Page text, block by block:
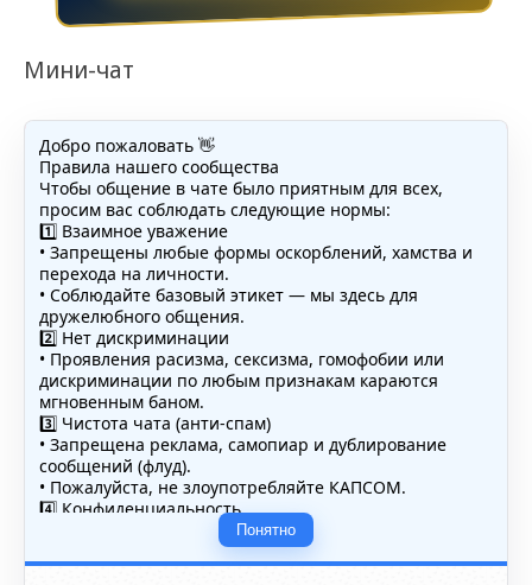
Мини-чат
Добро пожаловать 👋
Правила нашего сообщества
Чтобы общение в чате было приятным для всех,
просим вас соблюдать следующие нормы:
1️⃣ Взаимное уважение
• Запрещены любые формы оскорблений, хамства и
перехода на личности.
• Соблюдайте базовый этикет — мы здесь для
дружелюбного общения.
2️⃣ Нет дискриминации
• Проявления расизма, сексизма, гомофобии или
дискриминации по любым признакам караются
мгновенным баном.
3️⃣ Чистота чата (анти-спам)
• Запрещена реклама, самопиар и дублирование
сообщений (флуд).
• Пожалуйста, не злоупотребляйте КАПСОМ.
4️⃣ Конфиденциальность
• Не публикуйте личные данные — свои или чужие
(телефоны, адреса, документы).
5️⃣ Уместность контента
Понятно